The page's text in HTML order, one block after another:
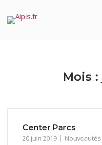
Mois :
Center Parcs
20 juin 2019 Nouveautés